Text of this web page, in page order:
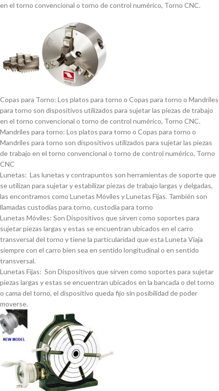
en el torno convencional o torno de control numérico, Torno CNC.
Copas para Torno: Los platos para torno o Copas para torno o Mandriles
para torno son dispositivos utilizados para sujetar las piezas de trabajo
en el torno convencional o torno de control numérico, Torno CNC.
Mandriles para torno: Los platos para torno o Copas para torno o
Mandriles para torno son dispositivos utilizados para sujetar las piezas
de trabajo en el torno convencional o torno de control numérico, Torno
CNC
Lunetas: Las lunetas y contrapuntos son herramientas de soporte que
se utilizan para sujetar y estabilizar piezas de trabajo largas y delgadas,
las encontramos como Lunetas Móviles y Lunetas Fijas. También son
llamadas custodias para torno, custodia para torno
Lunetas Móviles: Son Dispositivos que sirven como soportes para
sujetar piezas largas y estas se encuentran ubicados en el carro
transversal del torno y tiene la particularidad que esta Luneta Viaja
siempre con el carro bien sea en sentido longitudinal o en sentido
transversal.
Lunetas Fijas: Son Dispositivos que sirven como soportes para sujetar
piezas largas y estas se encuentran ubicados en la bancada o del torno
o cama del torno, el dispositivo queda fijo sin posibilidad de poder
moverse.